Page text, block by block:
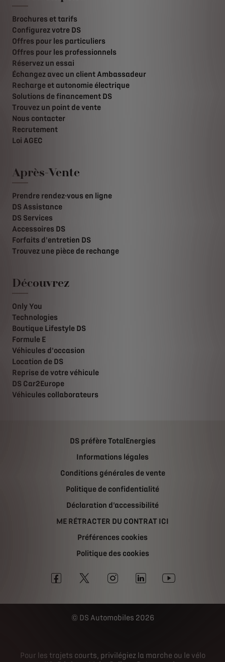
Brochures et tarifs
Configurez votre DS
Offres pour les particuliers
Offres pour les professionnels
Réservez un essai
Échangez avec un client Ambassadeur
Recharge et autonomie électrique
Solutions de financement DS
Trouvez un point de vente
Nous contacter
Recrutement
Loi AGEC
Après-Vente
Prendre rendez-vous en ligne
DS Assistance
DS Services
Accessoires DS
Forfaits d'entretien DS
Trouvez une pièce de rechange
Découvrez
Only You
Technologies
Boutique Lifestyle DS
Formule E
Véhicules d'occasion
Location de DS
Reprise de votre véhicule
DS Car2Europe
Véhicules collaborateurs
DS préfère TotalEnergies
Informations légales
Conditions générales de vente
Politique de confidentialité
Déclaration d'accessibilité
ME RÉTRACTER DU CONTRAT ICI
Préférences cookies
Politique des cookies
DS Automobiles 2026
Pour les trajets courts, privilégiez la marche ou le vélo